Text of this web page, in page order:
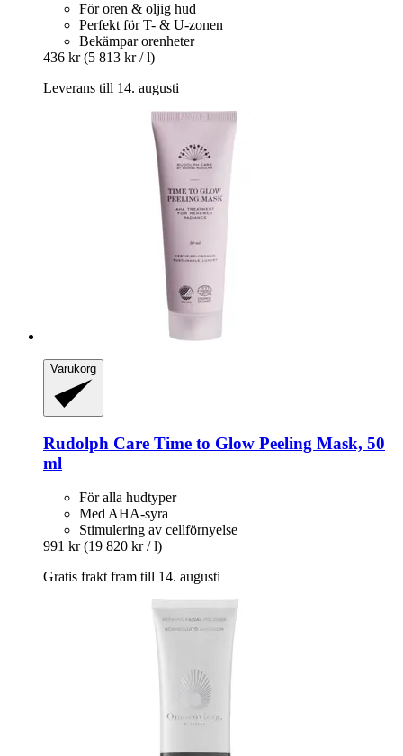
För oren & oljig hud
Perfekt för T- & U-zonen
Bekämpar orenheter
436 kr (5 813 kr / l)
Leverans till 14. augusti
Varukorg
Rudolph Care Time to Glow Peeling Mask, 50
ml
För alla hudtyper
Med AHA-syra
Stimulering av cellförnyelse
991 kr (19 820 kr / l)
Gratis frakt fram till 14. augusti